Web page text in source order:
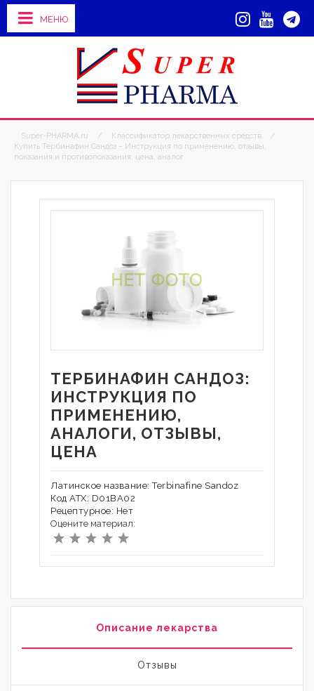
МЕНЮ
Super-PHARMA.ru / Классификатор лекарственных средств
/
Купить Тербинафин Cандоз – Инструкция по применению, отзывы,
показания и противопоказания, цена, аналог
ТЕРБИНАФИН CАНДОЗ:
ИНСТРУКЦИЯ ПО
ПРИМЕНЕНИЮ,
АНАЛОГИ, ОТЗЫВЫ,
ЦЕНА
Латинское название: Terbinafine Sandoz
Код АТХ: D01BA02
Рецептурное: Нет
Оцените материал:
Описание лекарства
Отзывы